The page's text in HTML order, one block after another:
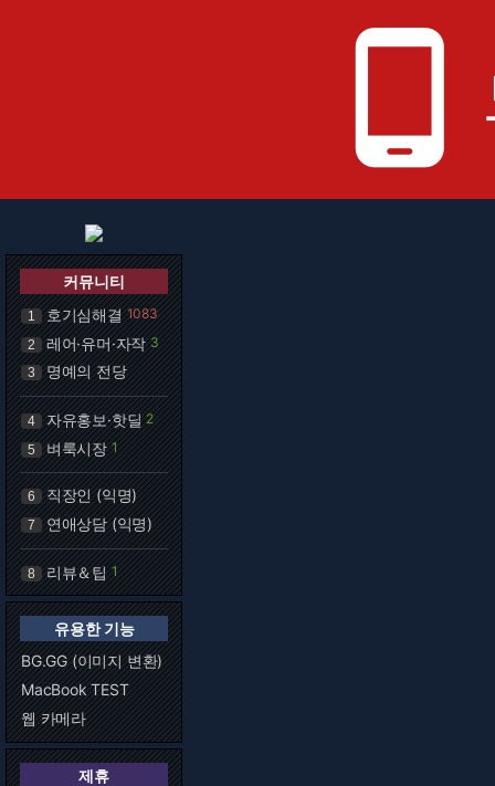
phone_android
커뮤니티
1 호기심해결 1083
2 레어·유머·자작 3
3 명예의 전당
4 자유홍보·핫딜 2
5 벼룩시장 1
6 직장인 (익명)
7 연애상담 (익명)
8 리뷰＆팁 1
유용한 기능
BG.GG (이미지 변환)
MacBook TEST
웹 카메라
제휴